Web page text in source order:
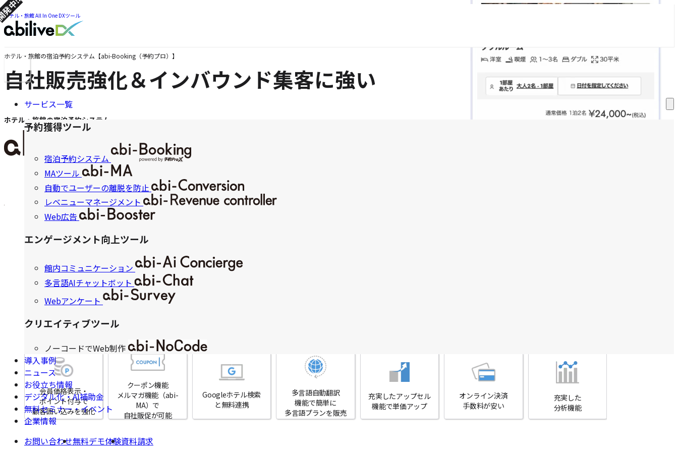
ホテル・旅館 All In One DXツール
ま
で
ジ
プ
ま
で
ジ
ン
メ
ニ
ュ
ナ
ビ
ゲ
サービス一覧
サ
予約獲得ツール
宿泊予約システム
MAツール
自動でユーザーの離脱を防止
レベニューマネージメント
Web広告
エンゲージメント向上ツール
館内コミュニケーション
多言語AIチャットボット
Webアンケート
クリエイティブツール
中!!
ノーコードでWeb制作
導入事例
ニュース
お役立ち情報
デジタル化・AI補助金
無料セミナー・イベント
企業情報
お問い合わせ無料デモ体験資料請求
ホテル・旅館の宿泊予約システム【abi-Booking（予約プロ）】
自社販売強化＆インバウンド集客に強い
ホテル・旅館の宿泊予約システム
お問い合わせをする
無料デモ体験はこちらからご覧いただけます
が共同開発した、
会員価格表示・
ポイント付与で
顧客囲い込みを強化
クーポン機能
メルマガ機能（abi-
MA）で
自社販促が可能
Googleホテル検索
と無料連携
多言語自動翻訳
機能で簡単に
多言語プランを販売
充実したアップセル
機能で単価アップ
オンライン決済
手数料が安い
充実した
分析機能